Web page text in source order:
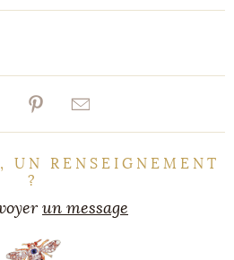
UN RENSEIGNEMENT
?
un message